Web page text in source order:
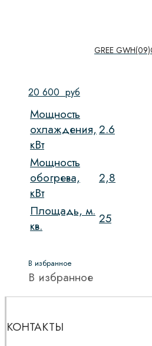
GREE
20 600 руб
Мощность
охлаждения,
кВт
2.6
Мощность
обогрева,
кВт
2,8
Площадь, м.
кв.
25
В избранное
В избранное
КОНТАКТЫ